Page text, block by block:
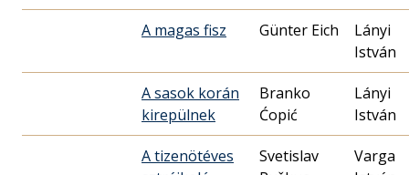
A magas fisz Günter Eich
Lányi
István
A sasok korán
kirepülnek
Branko
Ćopić
Lányi
István
A tizenötéves
Svetislav
Varga